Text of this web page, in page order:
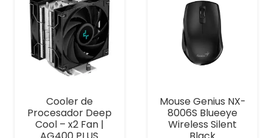
Cooler de
Procesador Deep
Cool – x2 Fan |
Mouse Genius NX-
8006S Blueeye
Wireless Silent